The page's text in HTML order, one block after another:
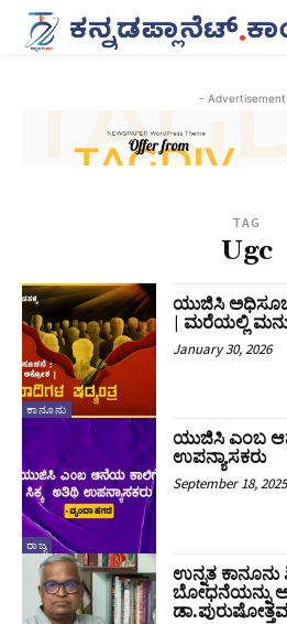
-
TAG
Ugc
ಕಾನೂನು
ಯುಜಿಸಿ
| ಮರೆಯಲ್ಲಿ
January 30, 2026
ರಾಜ್ಯ
ಯುಜಿಸಿ ಎಂಬ
ಉಪನ್ಯಾಸಕರು
September 18, 2025
ಉನ್ನತ ಕಾನೂನು
ಬೋಧನೆಯನ್ನು